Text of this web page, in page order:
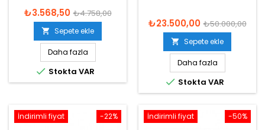
₺3.568,50 ₺4.758,00
 Sepete ekle
Daha fazla
 Stokta VAR
₺23.500,00 ₺50.000,00
 Sepete ekle
Daha fazla
 Stokta VAR
-22%
İndirimli fiyat -50%
İndirimli fiyat